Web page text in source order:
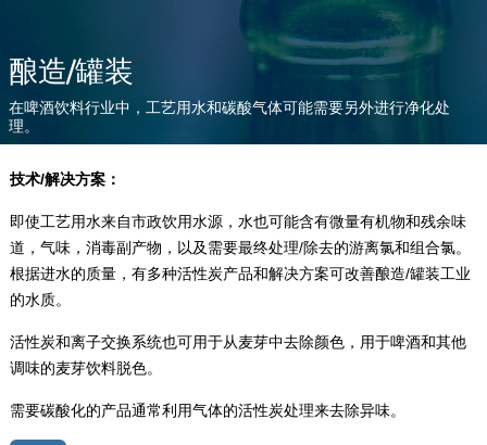
酿造/罐装
在啤酒饮料行业中，工艺用水和碳酸气体可能需要另外进行净化处
理。
技术/解决方案：
即使工艺用水来自市政饮用水源，水也可能含有微量有机物和残余味
道，气味，消毒副产物，以及需要最终处理/除去的游离氯和组合氯。
根据进水的质量，有多种活性炭产品和解决方案可改善酿造/罐装工业
的水质。
活性炭和离子交换系统也可用于从麦芽中去除颜色，用于啤酒和其他
调味的麦芽饮料脱色。
需要碳酸化的产品通常利用气体的活性炭处理来去除异味。